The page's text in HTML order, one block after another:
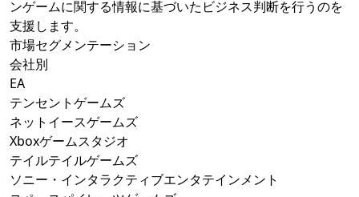
ンゲームに関する情報に基づいたビジネス判断を行うのを
支援します。
市場セグメンテーション
会社別
EA
テンセントゲームズ
ネットイースゲームズ
Xboxゲームスタジオ
テイルテイルゲームズ
ソニー・インタラクティブエンタテインメント